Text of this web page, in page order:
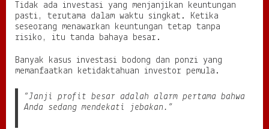
Tidak ada investasi yang menjanjikan keuntungan
pasti, terutama dalam waktu singkat. Ketika
seseorang menawarkan keuntungan tetap tanpa
risiko, itu tanda bahaya besar.
Banyak kasus investasi bodong dan ponzi yang
memanfaatkan ketidaktahuan investor pemula.
“Janji profit besar adalah alarm pertama bahwa
Anda sedang mendekati jebakan.”